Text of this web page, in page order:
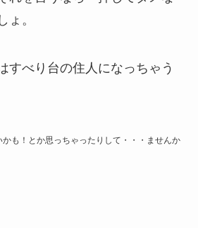
ょ。
すべり台の住人になっちゃう
も！とか思っちゃったりして・・・ませんか